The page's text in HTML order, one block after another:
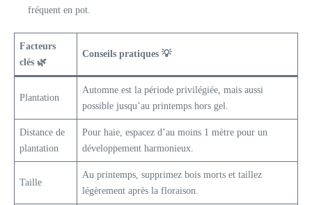
fréquent en pot.
Facteurs
clés 🌿
Conseils pratiques 💡
Plantation
Automne est la période privilégiée, mais aussi
possible jusqu’au printemps hors gel.
Distance de
plantation
Pour haie, espacez d’au moins 1 mètre pour un
développement harmonieux.
Taille
Au printemps, supprimez bois morts et taillez
légèrement après la floraison.